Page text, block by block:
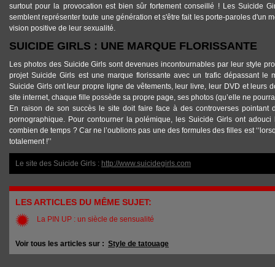
surtout pour la provocation est bien sûr fortement conseillé ! Les Suicide
semblent représenter toute une génération et s'être fait les porte-paroles d'un
vision positive de leur sexualité.
SUICIDE GIRLS : UNE MARQUE FLORISSANTE
Les photos des Suicide Girls sont devenues incontournables par leur style
projetSuicide Girls est une marque florissante avec un trafic dépassant le
Suicide Girlsont leur propre ligne de vêtements, leur livre, leur DVD et leurs
site internet, chaque fille possède sa propre page, ses photos (qu’elle ne
En raison de son succès le site doit faire face à des controverses pointant
pornographique. Pour contourner la polémique, lesSuicide Girls ont adouci
combien de temps ? Car ne l’oublions pas une des formules des filles est
totalement !’’
Le site des Suicide Girls : http://www.suicidegirls.com
LES ARTICLES DU MÊME SUJET:
La PIN UP : un siècle de sensualité
Voir tous les articles sur : Style de tatouage